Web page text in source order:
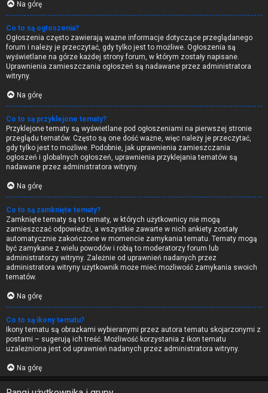
Na górę
Co to są ogłoszenia?
Ogłoszenia często zawierają ważne informacje dotyczące przeglądanego
forum i należy je przeczytać, gdy tylko jest to możliwe. Ogłoszenia są
wyświetlane na górze każdej strony forum, w którym zostały napisane.
Uprawnienia zamieszczania ogłoszeń są nadawane przez administratora
witryny.
Na górę
Co to są przyklejone tematy?
Przyklejone tematy są wyświetlane pod ogłoszeniami na pierwszej stronie
przeglądu tematów. Często są one dość ważne, więc należy je przeczytać,
gdy tylko jest to możliwe. Podobnie, jak uprawnienia zamieszczania
ogłoszeń i globalnych ogłoszeń, uprawnienia przyklejania tematów są
nadawane przez administratora witryny.
Na górę
Co to są zamknięte tematy?
Zamknięte tematy są to tematy, w których użytkownicy nie mogą
zamieszczać odpowiedzi, a wszystkie zawarte w nich ankiety zostały
automatycznie zakończone w momencie zamykania tematu. Tematy mogą
być zamykane z wielu powodów i robią to moderatorzy forum lub
administratorzy witryny. Zależnie od uprawnień nadanych przez
administratora witryny użytkownik może mieć możliwość zamykania swoich
tematów.
Na górę
Co to są ikony tematu?
Ikony tematu są obrazkami wybieranymi przez autora tematu skojarzonymi z
postami – sugerują ich treść. Możliwość korzystania z ikon tematu
uzależniona jest od uprawnień nadanych przez administratora witryny.
Na górę